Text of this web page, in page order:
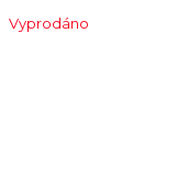
Vyprodáno